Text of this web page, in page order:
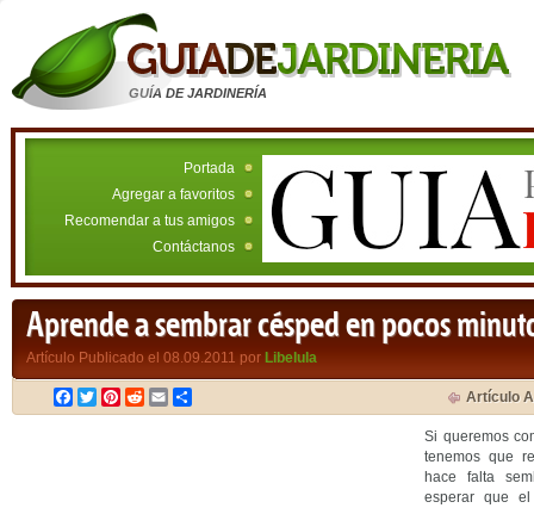
GUÍA DE JARDINERÍA
Portada
Agregar a favoritos
Recomendar a tus amigos
Contáctanos
Aprende a sembrar césped en pocos
Artículo Publicado el 08.09.2011 por Libelula
Facebook
TwitterPinterest
RedditEmail Artículo
Si queremos
tenemos que
hace falta
esperar que